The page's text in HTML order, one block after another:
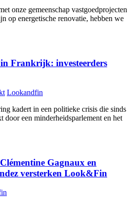
onze gemeenschap vastgoedprojecten
op energetische renovatie, hebben we
Frankrijk: investeerders
Lookandfin
kadert in een politieke crisis die sinds
door een minderheidsparlement en het
Gagnaux en
versterken Look&Fin